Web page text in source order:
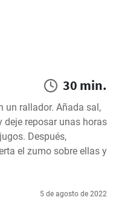
30 min.
un rallador. Añada sal,
deje reposar unas horas
Después,
el zumo sobre ellas y
5 de agosto de 2022